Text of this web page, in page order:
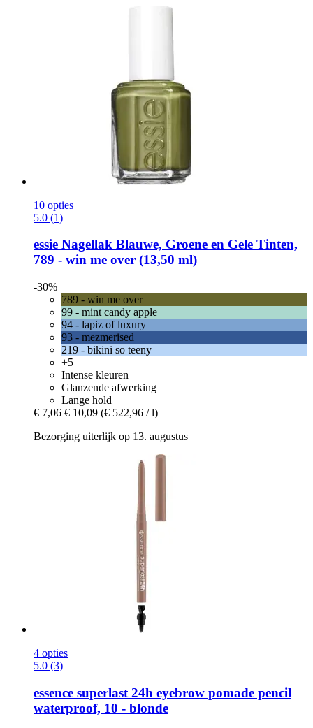
10 opties
5.0 (1)
essie Nagellak Blauwe, Groene en Gele Tinten,
789 -​ win me over (13,50 ml)
-30%
789 - win me over
99 - mint candy apple
94 - lapiz of luxury
93 - mezmerised
219 - bikini so teeny
+5
Intense kleuren
Glanzende afwerking
Lange hold
€ 7,06 € 10,09 (€ 522,96 / l)
Bezorging uiterlijk op 13. augustus
4 opties
5.0 (3)
essence superlast 24h eyebrow pomade pencil
waterproof, 10 -​ blonde